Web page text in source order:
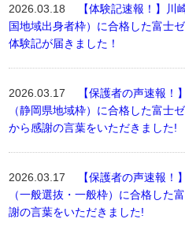
2026.03.18
【体験記速報！】
国地域出身者枠）に合格した富士
体験記が届きました！
2026.03.17
【保護者の声速報！
（静岡県地域枠）に合格した富士
から感謝の言葉をいただきました!
2026.03.17
【保護者の声速報！
（一般選抜・一般枠）に合格した
謝の言葉をいただきました!